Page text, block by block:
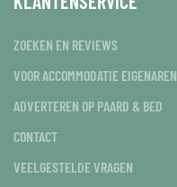
ZOEKEN EN REVIEWS
VOOR ACCOMMODATIE EIGENAREN
ADVERTEREN OP PAARD & BED
CONTACT
VEELGESTELDE VRAGEN